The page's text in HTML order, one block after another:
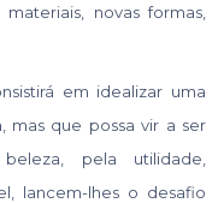
novas formas,
em idealizar uma
mas que possa vir a ser
pela utilidade,
lancem-lhes o desafio